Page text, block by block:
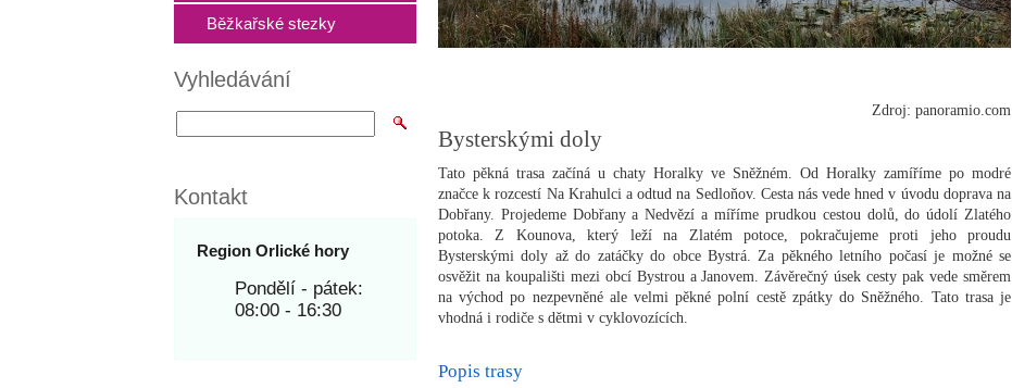
Zdroj: panoramio.com
Bysterskými doly
Tato pěkná trasa začíná u chaty Horalky ve Sněžném. Od Horalky zamíříme po modré
značce k rozcestí Na Krahulci a odtud na Sedloňov. Cesta nás vede hned v úvodu doprava na
Dobřany. Projedeme Dobřany a Nedvězí a míříme prudkou cestou dolů, do údolí Zlatého
potoka. Z Kounova, který leží na Zlatém potoce, pokračujeme proti jeho proudu
Bysterskými doly až do zatáčky do obce Bystrá. Za pěkného letního počasí je možné se
osvěžit na koupališti mezi obcí Bystrou a Janovem. Závěrečný úsek cesty pak vede směrem
na východ po nezpevněné ale velmi pěkné polní cestě zpátky do Sněžného. Tato trasa je
vhodná i rodiče s dětmi v cyklovozících.
Popis trasy
Běžkařské stezky
Vyhledávání
Kontakt
Region Orlické hory
Pondělí - pátek:
08:00 - 16:30